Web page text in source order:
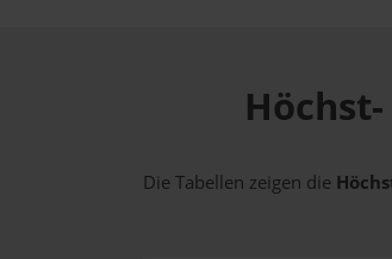
Die Tabellen zeigen die